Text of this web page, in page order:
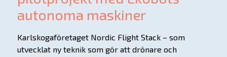
autonoma maskiner
Karlskogaföretaget Nordic Flight Stack – som
utvecklat ny teknik som gör att drönare och